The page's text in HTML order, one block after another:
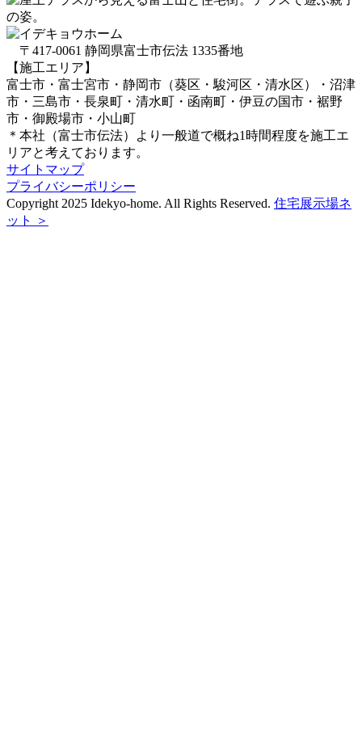
〒417-0061 静岡県富士市伝法 1335番地
【施工エリア】
富士市・富士宮市・静岡市（葵区・駿河区・清水区）・沼津
市・三島市・長泉町・清水町・函南町・伊豆の国市・裾野
市・御殿場市・小山町
＊本社（富士市伝法）より一般道で概ね1時間程度を施工エ
リアと考えております。
サイトマップ
プライバシーポリシー
Copyright 2025 Idekyo-home. All Rights Reserved. 住宅展示場ネ
ット ＞